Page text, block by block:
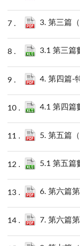
3. 第三篇（
3.1 第三篇
4. 第四篇-
4.1 第四篇
5. 第五篇（
5.1 第五篇
6. 第六篇第一
7. 第六篇第二